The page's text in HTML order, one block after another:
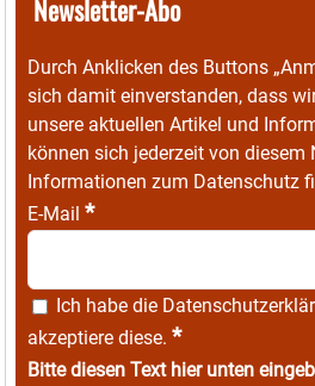
Newsletter-Abo
Durch Anklicken des Buttons
sich damit einverstanden, dass
unsere aktuellen Artikel und
können sich jederzeit von diesem
Informationen zum Datenschutz
E-Mail *
Ich habe die
akzeptiere diese. *
Bitte diesen Text hier unten